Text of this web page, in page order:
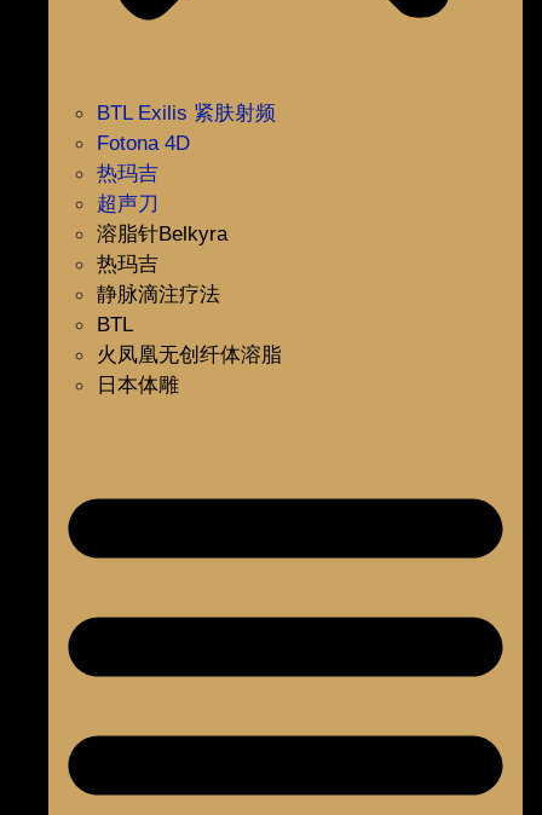
BTL Exilis 紧肤射频
Fotona 4D
热玛吉
超声刀
溶脂针Belkyra
热玛吉
静脉滴注疗法
BTL
火凤凰无创纤体溶脂
日本体雕